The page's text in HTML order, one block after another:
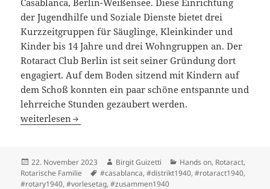
Casablanca, Berlin-Weißensee. Diese Einrichtung
der Jugendhilfe und Soziale Dienste bietet drei
Kurzzeitgruppen für Säuglinge, Kleinkinder und
Kinder bis 14 Jahre und drei Wohngruppen an. Der
Rotaract Club Berlin ist seit seiner Gründung dort
engagiert. Auf dem Boden sitzend mit Kindern auf
dem Schoß konnten ein paar schöne entspannte und
lehrreiche Stunden gezaubert werden.
Lesen verbindet – Lesen mit Spaß und rotarischer Familie
weiterlesen
Veröffentlicht
am
22. November 2023 Autor
Birgit Guizetti Kategorien
Hands on, Rotaract,
Rotarische Familie
Schlagwörter
#casablanca,#distrikt1940,#rotaract1940,
#rotary1940,#vorlesetag,#zusammen1940